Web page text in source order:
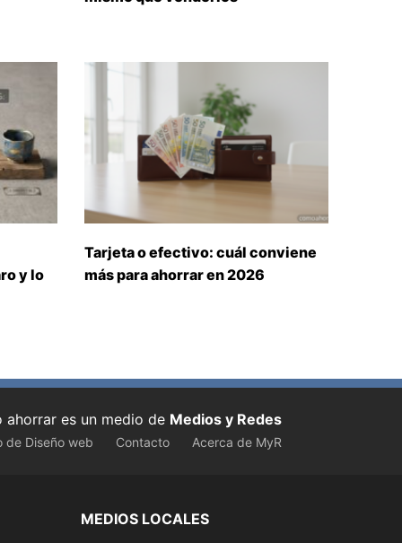
y lo
Tarjeta o efectivo: cuál conviene
más para ahorrar en 2026
ahorrar es un medio de Medios y Redes
de Diseño web Contacto Acerca de MyR
MEDIOS LOCALES